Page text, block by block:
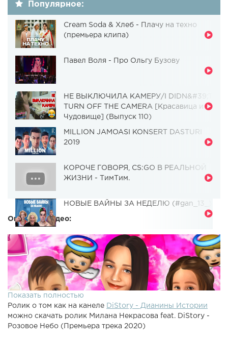
Популярное:
Cream Soda & Хлеб - Плачу на техно
(премьера клипа)
Павел Воля - Про Ольгу Бузову
НЕ ВЫКЛЮЧИЛА КАМЕРУ/I DIDN&#39;T
TURN OFF THE CAMERA [Красавица и
Чудовище] (Выпуск 110)
MILLION JAMOASI KONSERT DASTURI
2019
КОРОЧЕ ГОВОРЯ, CS:GO В РЕАЛЬНОЙ
ЖИЗНИ - ТимТим.
НОВЫЕ ВАЙНЫ ЗА НЕДЕЛЮ (#gan_13_)
Описание видео:
Показать полностью
Ролик о том как на канеле
DiStory - Дианины Истории
можно скачать ролик Милана Некрасова feat. DiStory -
Розовое Небо (Премьера трека 2020)